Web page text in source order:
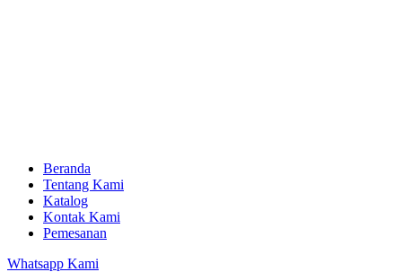
Beranda
Tentang Kami
Katalog
Kontak Kami
Pemesanan
Whatsapp Kami